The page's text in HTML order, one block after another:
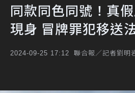
同款同色同號！真
現身 冒牌罪犯移送
2024-09-25 17:12 聯合報／記者劉明